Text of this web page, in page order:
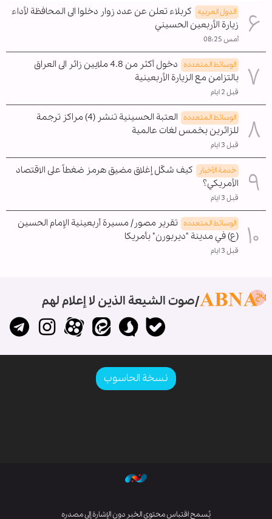
الدول العربیه كربلاء تعلن عن عدد زوار دخلوا الى المحافظة لأداء
زيارة الأربعين الحسيني
أمس 08:25
الوسائط المتعدده
دخول أكثر من 4.8 ملايين زائر الى العراق
بالتزامن مع الزيارة الأربعينية
قبل 2 ايام
الوسائط المتعدده
العتبة الحسينية تنشر (4) مراكز ترجمة
للزائرين بخمس لغات عالمية
قبل 3 ايام
خدمة الأخبار
كيف شكّل إغلاق مضيق هرمز ضغطاً على الاقتصاد
الأمريكي؟
قبل 3 ايام
الوسائط المتعدده تقرير مصور/ مسيرة أربعينية الإمام الحسين
(ع) في مدينة "ديربورن" بأمريكا
قبل 3 ايام
صوت الشيعة الذين لا إعلام لهم
نسخة الحاسوب
يُسمح اقتباس محتوى الخبر دون الإشارة إلى مصدره